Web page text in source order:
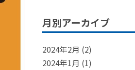
月別アーカイブ
2024年2月 (2)
2024年1月 (1)